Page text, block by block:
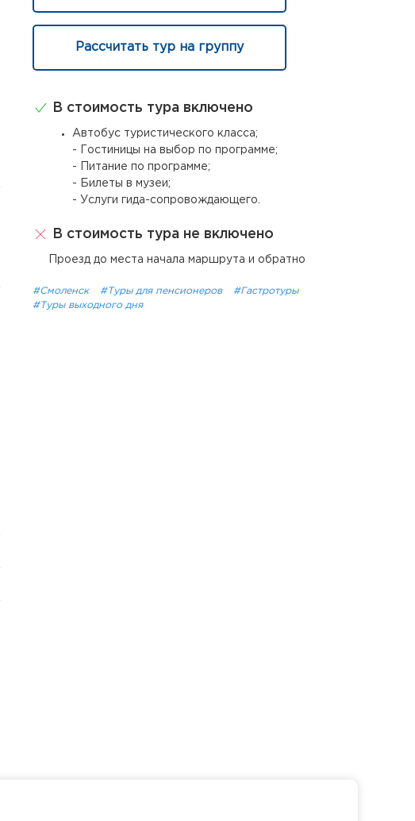
Рассчитать тур на группу
В стоимость тура включено
Автобус туристического класса;
- Гостиницы на выбор по программе;
- Питание по программе;
- Билеты в музеи;
- Услуги гида-сопровождающего.
В стоимость тура не включено
Проезд до места начала маршрута и обратно
#Смоленск #Туры для пенсионеров
#Гастротуры
#Туры выходного дня